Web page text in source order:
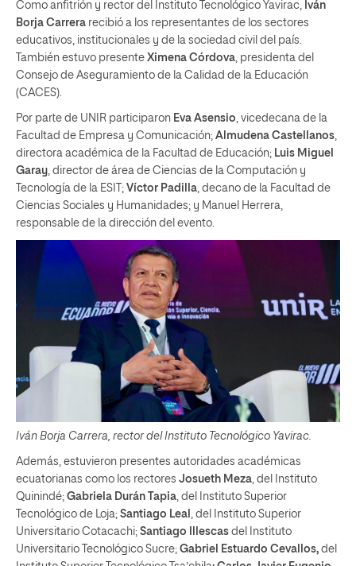
Como anfitrión y rector del Instituto Tecnológico Yavirac, Iván
Borja Carrera recibió a los representantes de los sectores
educativos, institucionales y de la sociedad civil del país.
También estuvo presente Ximena Córdova, presidenta del
Consejo de Aseguramiento de la Calidad de la Educación
(CACES).
Por parte de UNIR participaron Eva Asensio, vicedecana de la
Facultad de Empresa y Comunicación; Almudena Castellanos,
directora académica de la Facultad de Educación; Luis Miguel
Garay, director de área de Ciencias de la Computación y
Tecnología de la ESIT; Víctor Padilla, decano de la Facultad de
Ciencias Sociales y Humanidades; y Manuel Herrera,
responsable de la dirección del evento.
Iván Borja Carrera, rector del Instituto Tecnológico Yavirac.
Además, estuvieron presentes autoridades académicas
ecuatorianas como los rectores Josueth Meza, del Instituto
Quinindé; Gabriela Durán Tapia, del Instituto Superior
Tecnológico de Loja; Santiago Leal , del Instituto Superior
Universitario Cotacachi; Santiago Illescas del Instituto
Universitario Tecnológico Sucre; Gabriel Estuardo Cevallos, del